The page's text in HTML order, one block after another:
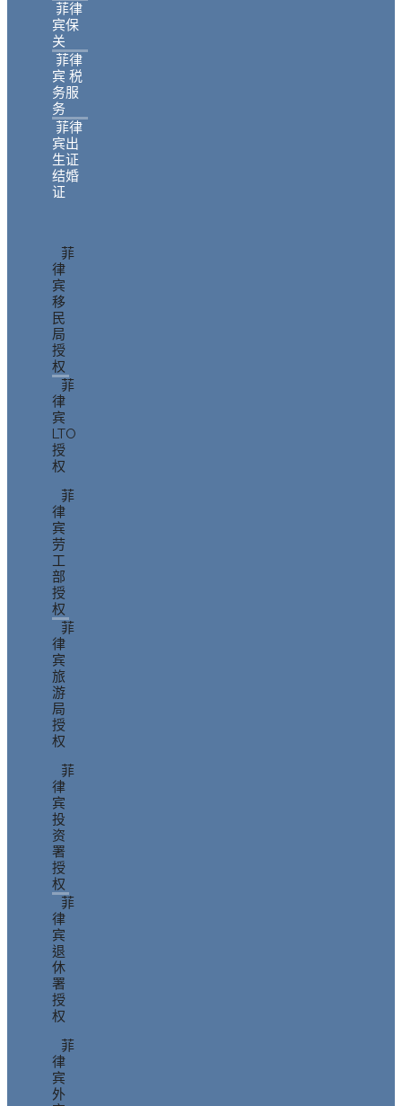
菲律
宾保
关
菲律
宾 税
务服
务
菲律
宾出
生证
结婚
证
菲
律
宾
移
民
局
授
权
菲
律
宾
LTO
授
权
菲
律
宾
劳
工
部
授
权
菲
律
宾
旅
游
局
授
权
菲
律
宾
投
资
署
授
权
菲
律
宾
退
休
署
授
权
菲
律
宾
外